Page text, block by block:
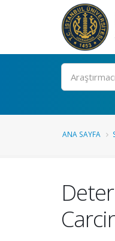
Ara
ANA SAYFA